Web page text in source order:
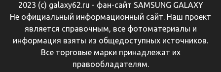
2023 (с) galaxy62.ru - фан-сайт SAMSUNG GALAXY
Не официальный информационный сайт. Наш проект
является справочным, все фотоматериалы и
информация взяты из общедоступных источников.
Все торговые марки принадлежат их
правообладателям.